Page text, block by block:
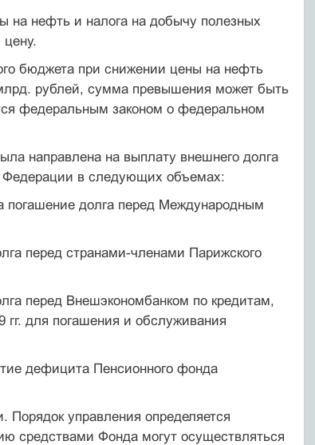
на нефть и налога на добычу полезных
бюджета при снижении цены на нефть
рублей, сумма превышения может быть
федеральным законом о федеральном
направлена на выплату внешнего долга
Фе­дерации в следующих объемах:
долга перед Международным
перед странами-членами Парижского
перед Внешэкономбанком по кредитам,
для погашения и обслуживания
дефицита Пенсионного фонда
управления определяется
средства­ми Фонда могут осуществляться